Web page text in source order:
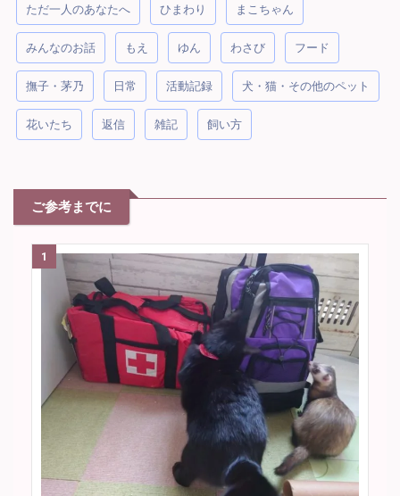
ただ一人のあなたへ ひまわり まこちゃん
みんなのお話 もえ ゆん わさび フード
撫子・茅乃 日常 活動記録 犬・猫・その他のペット
花いたち 返信 雑記 飼い方
ご参考までに
1